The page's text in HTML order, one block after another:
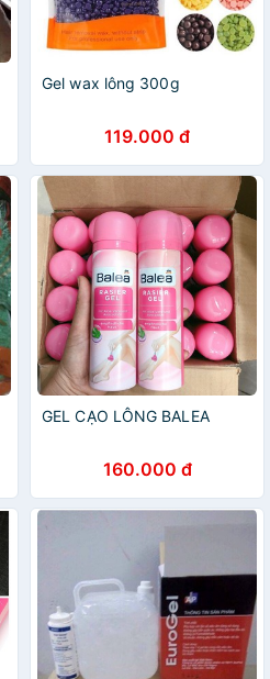
Gel wax lông 300g
119.000 đ
GEL CẠO LÔNG BALEA
160.000 đ